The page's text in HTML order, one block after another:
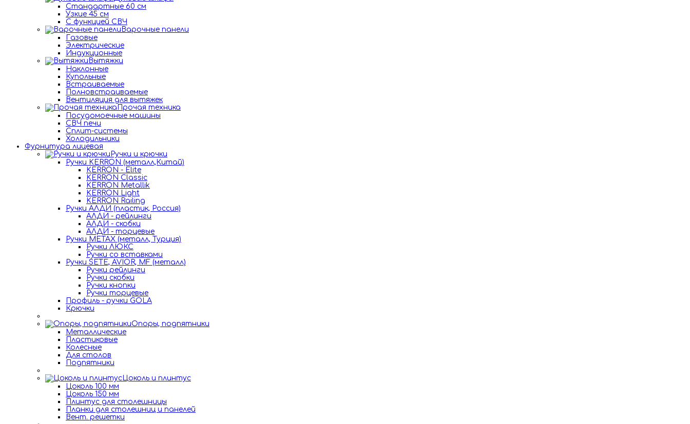
Стандартные 60 см
Узкие 45 см
С функцией СВЧ
Варочные панели
Газовые
Электрические
Индукционные
Вытяжки
Наклонные
Купольные
Встраиваемые
Полновстраиваемые
Вентиляция для вытяжек
Прочая техника
Посудомоечные машины
СВЧ печи
Сплит-системы
Холодильники
Фурнитура лицевая
Ручки и крючки
Ручки KERRON (металл,Китай)
KERRON - Elite
KERRON Classic
KERRON Metallik
KERRON Light
KERRON Railing
Ручки АЛДИ (пластик, Россия)
АЛДИ - рейлинги
АЛДИ - скобки
АЛДИ - торцевые
Ручки METAX (металл, Турция)
Ручки ЛЮКС
Ручки со вставками
Ручки SETE, AVIOR, MF (металл)
Ручки рейлинги
Ручки скобки
Ручки кнопки
Ручки торцевые
Профиль - ручки GOLA
Крючки
Опоры, подпятники
Металлические
Пластиковые
Колесные
Для столов
Подпятники
Цоколь и плинтус
Цоколь 100 мм
Цоколь 150 мм
Плинтус для столешницы
Планки для столешниц и панелей
Вент. решетки